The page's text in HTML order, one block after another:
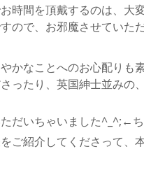
時間を頂戴するのは、大
ので、お邪魔させていただ
かなことへのお心配りも
ったり、英国紳士並みの
だいちゃいました^_^;←ち
ご紹介してくださって、